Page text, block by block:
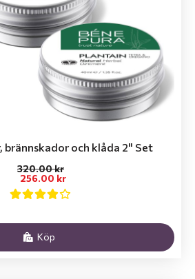
brännskador och klåda 2" Set
256.00 kr
320.00 kr
Köp